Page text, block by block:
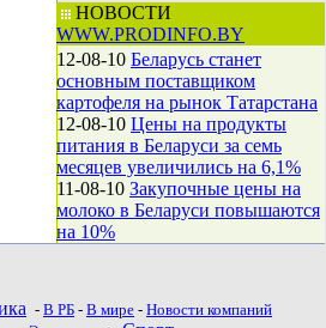
НОВОСТИ
WWW.PRODINFO.BY
12-08-10 Беларусь станет
основным поставщиком
картофеля на рынок Татарстана
12-08-10 Цены на продукты
питания в Беларуси за семь
месяцев увеличились на 6,1%
11-08-10 Закупочные цены на
молоко в Беларуси повышаются
на 10%
- В РБ - В мире - Новости компаний